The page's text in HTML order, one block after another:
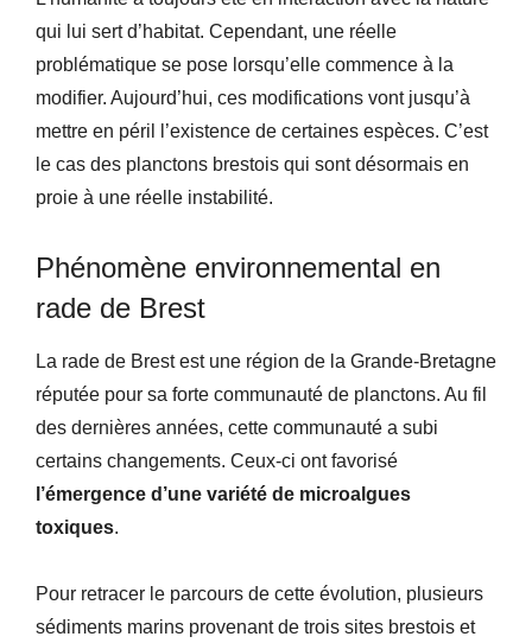
qui lui sert d’habitat. Cependant, une réelle
problématique se pose lorsqu’elle commence à la
modifier. Aujourd’hui, ces modifications vont jusqu’à
mettre en péril l’existence de certaines espèces. C’est
le cas des planctons brestois qui sont désormais en
proie à une réelle instabilité.
Phénomène environnemental en
rade de Brest
La rade de Brest est une région de la Grande-Bretagne
réputée pour sa forte communauté de planctons. Au fil
des dernières années, cette communauté a subi
certains changements. Ceux-ci ont favorisé
l’émergence d’une variété de microalgues
toxiques.
Pour retracer le parcours de cette évolution, plusieurs
sédiments marins provenant de trois sites brestois et